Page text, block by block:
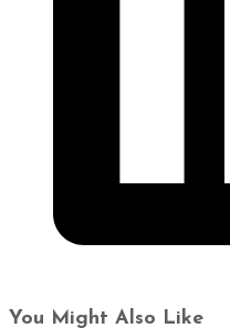
You Might Also Like